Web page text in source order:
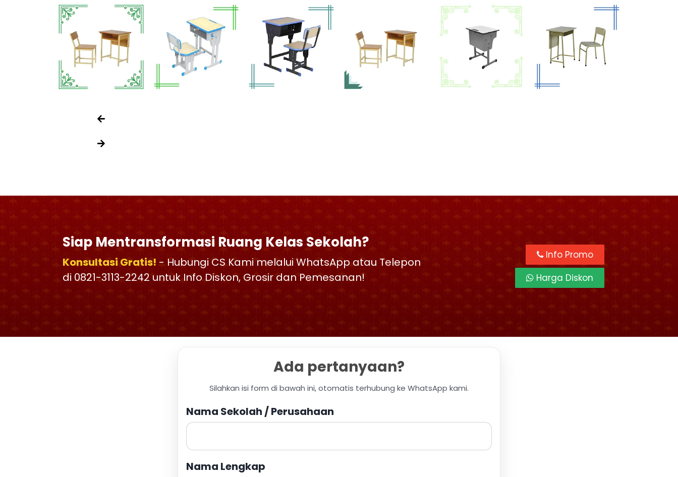
Siap Mentransformasi Ruang Kelas Sekolah?
Konsultasi Gratis! - Hubungi CS Kami melalui WhatsApp atau Telepon
di 0821-3113-2242 untuk Info Diskon, Grosir dan Pemesanan!
Info Promo
Harga Diskon
Ada pertanyaan?
Silahkan isi form di bawah ini, otomatis terhubung ke WhatsApp kami.
Nama Sekolah / Perusahaan
Nama Lengkap